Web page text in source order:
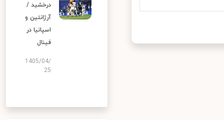
درخشید /
آرژانتین و
اسپانیا در
فینال
1405/04/
25